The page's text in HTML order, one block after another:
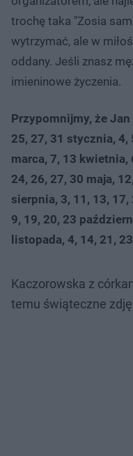
trochę taka "Zosia
wytrzymać, ale w
oddany. Jeśli znasz
imieninowe życzenia.
Przypomnijmy, że
25, 27, 31 stycznia, 4,
marca, 7, 13 kwietnia,
24, 26, 27, 30 maja,
sierpnia, 3, 11, 13,
9, 19, 20, 23
listopada, 4, 14, 21,
Kaczorowska z
temu świąteczne